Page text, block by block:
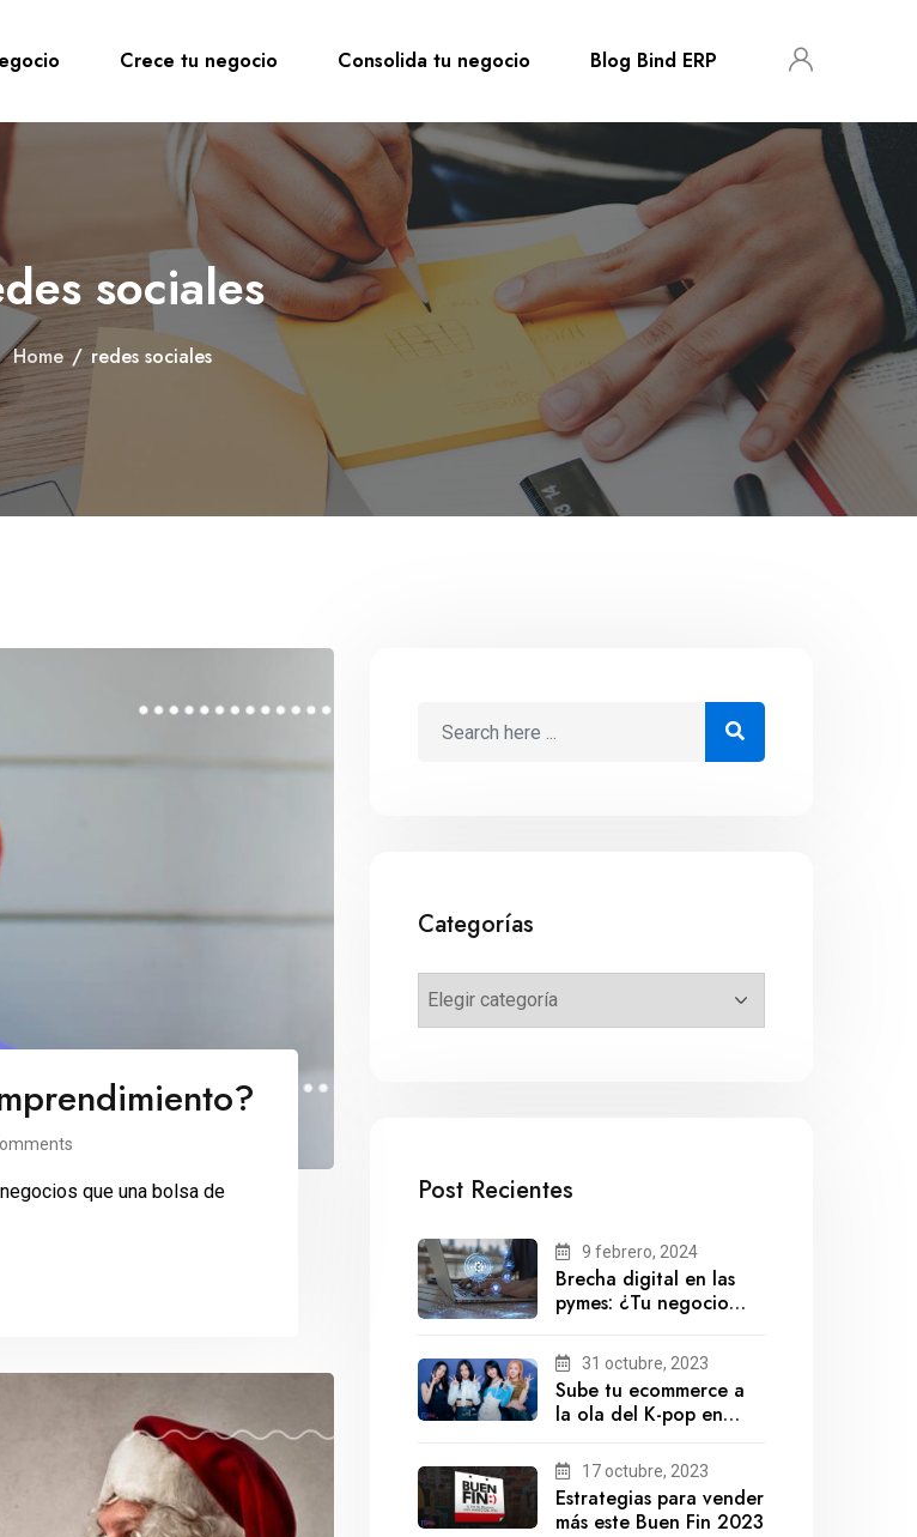
Crece tu negocio Consolida tu negocio Blog Bind ERP
sociales
Home / redes sociales
que una bolsa de
Categorías
Post Recientes
9 febrero, 2024
Brecha digital en las
pymes: ¿Tu negocio
futuro?31 octubre, 2023
Sube tu ecommerce a
la ola del K-pop en
17 octubre, 2023
Estrategias para vender
más este Buen Fin 2023